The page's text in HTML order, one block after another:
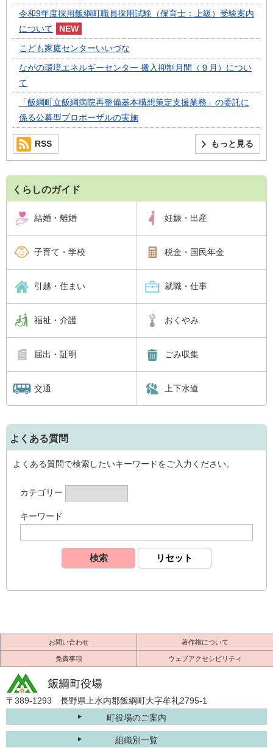
令和9年度採用飯綱町職員採用試験（保育士：上級）受験案内
について
こども家庭センターいいづな
ながの環境エネルギーセンター 搬入抑制月間（９月）につい
て
「飯綱町立飯綱病院再整備基本構想策定支援業務」の委託に
係る公募型プロポーザルの実施
もっと見る
RSS
くらしのガイド
結婚・離婚 妊娠・出産
子育て・学校 税金・国民年金
引越・住まい 就職・仕事
福祉・介護 おくやみ
届出・証明 ごみ収集
交通 上下水道
よくある質問
よくある質問で検索したいキーワードをご入力ください。
カテゴリー
キーワード
お問い合わせ 著作権について
免責事項 ウェブアクセシビリティ
〒389-1293 長野県上水内郡飯綱町大字牟礼2795-1
町役場のご案内
組織別一覧